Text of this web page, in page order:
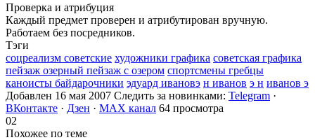
Проверка и атрибуция
Каждый предмет проверен и атрибутирован вручную.
Работаем без посредников.
Тэги
соцреализм советские художники графика советская графика
пейзаж озерный пейзаж с озером спортсмены гребцы
каноисты байдарочники эдуард ивановэ н иванов э н иванов э
Добавлен 16 мая 2007 Следить за новинками: Telegram ·
ВКонтакте · Дзен · MAX канал 64 просмотра
02
Похожее по теме